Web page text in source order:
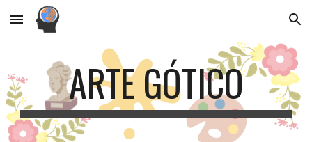
Skip to main content Skip to navigation
ARTE GÓTICO